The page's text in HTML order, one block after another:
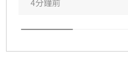
隱匿懷孕的社會隱憂
查中，釐清嬰兒死亡
機，後續司法進度備
4分鐘前